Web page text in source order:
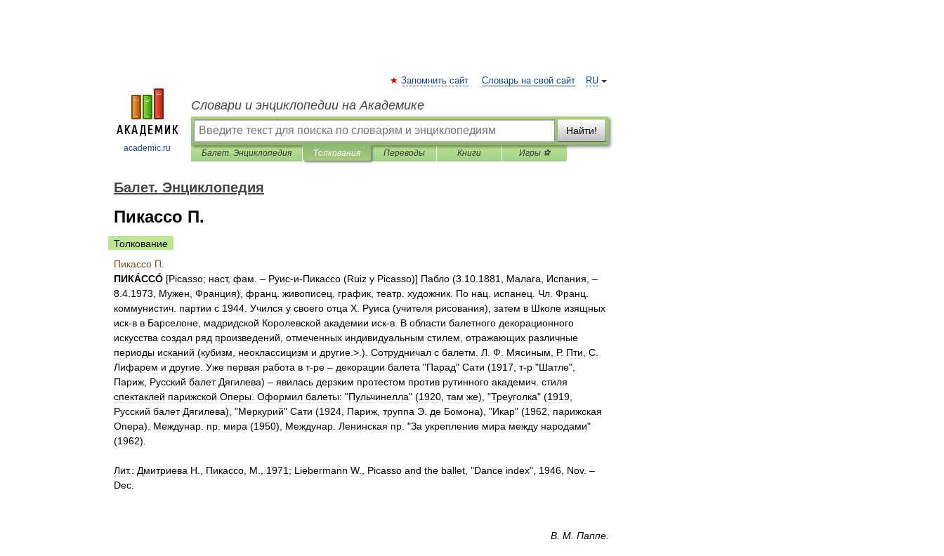
academic.ru
RU
Запомнить сайт Словарь на свой сайт
Словари и энциклопедии на Академике
Найти!
Балет. Энциклопедия Толкования Переводы Книги Игры ⚽
Балет. Энциклопедия
Пикассо П.
Толкование
Пикассо П
ПИКÁССÓ [Picasso; наст, фам . – Руис-и-Пикассо (Ruiz у Picasso)] Пабло (3 10 1881 Малага Испания , –
8 4 1973 Мужен Франция), франц живописец график театр художник По нац испанец Чл Франц
коммунистич партии с 1944 Учился у своего отца X Руиса (учителя рисования), затем в Школе изящных
иск-в в Барселоне мадридской Королевской академии иск-в В области балетного декорационного
искусства создал ряд произведений отмеченных индивидуальным стилем отражающих различные
периоды исканий (кубизм неоклассицизм и другие .>.). Сотрудничал с балетм Л Ф Мясиным Р. Пти С
Лифарем и другие Уже первая работа в т-ре – декорации балета "Парад" Сати (1917 т-р "Шатле",
Париж Русский балет Дягилева) – явилась дерзким протестом против рутинного академич стиля
спектаклей парижской Оперы Оформил балеты: "Пульчинелла" (1920 там же), "Треуголка" (1919
Русский балет Дягилева), "Меркурий" Сати (1924 Париж труппа Э де Бомона), "Икар" (1962
парижская
Опера). Междунар пр мира (1950), Междунар Ленинская пр . "За укрепление мира между народами"
(1962).
Лит.: Дмитриева Н Пикассо М 1971 ; Liebermann W., Picasso and the ballet , "Dance index", 1946 Nov. –
Dec
B M Паппе